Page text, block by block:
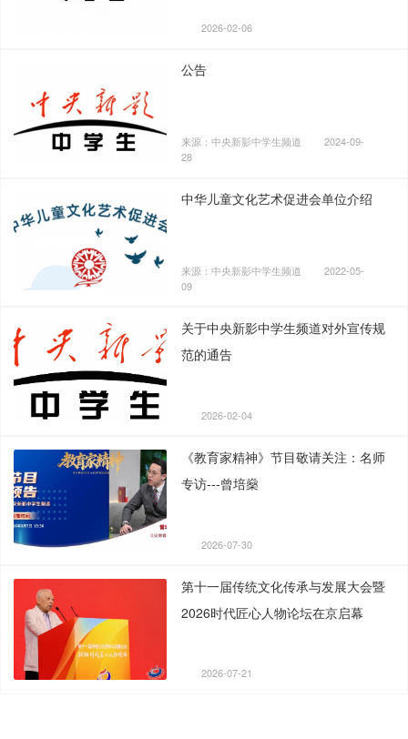
2026-02-06
公告
来源：中央新影中学生频道
2024-09-
28
中华儿童文化艺术促进会单位介绍
来源：中央新影中学生频道
2022-05-
09
关于中央新影中学生频道对外宣传规
范的通告
2026-02-04
《教育家精神》节目敬请关注：名师
专访---曾培燊
2026-07-30
第十一届传统文化传承与发展大会暨
2026时代匠心人物论坛在京启幕
2026-07-21